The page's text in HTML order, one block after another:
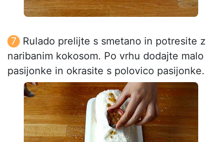
Rulado prelijte s smetano in potresite z
naribanim kokosom. Po vrhu dodajte malo
pasijonke in okrasite s polovico pasijonke.